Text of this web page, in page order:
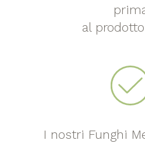
al
I nostri Funghi